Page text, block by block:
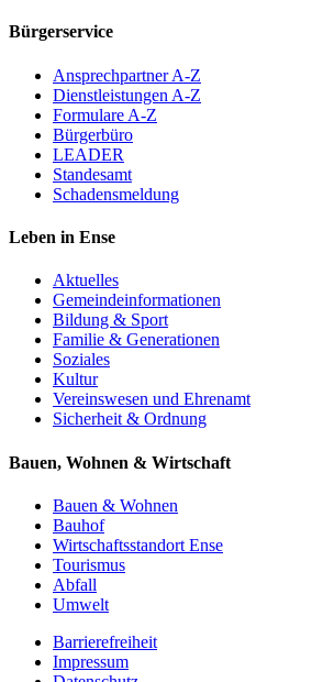
Bürgerservice
Ansprechpartner A-Z
Dienstleistungen A-Z
Formulare A-Z
Bürgerbüro
LEADER
Standesamt
Schadensmeldung
Leben in Ense
Aktuelles
Gemeinde­informationen
Bildung & Sport
Familie & Generationen
Soziales
Kultur
Vereinswesen und Ehrenamt
Sicherheit & Ordnung
Bauen, Wohnen & Wirtschaft
Bauen & Wohnen
Bauhof
Wirtschaftsstandort Ense
Tourismus
Abfall
Umwelt
Barrierefreiheit
Impressum